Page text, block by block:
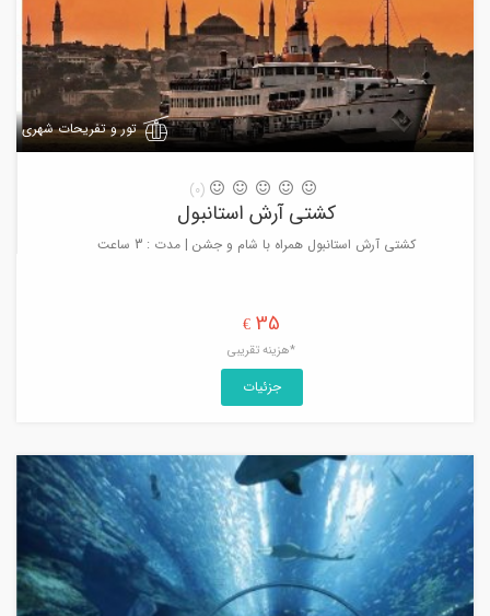
تور و تفریحات شهری
(0)
کشتی آرش استانبول
کشتی آرش استانبول همراه با شام و جشن | مدت : 3 ساعت
35
€
*هزینه تقریبی
جزئیات